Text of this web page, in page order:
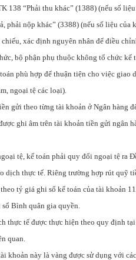
138 “Phải thu khác” (1388) (nếu số
phải nộp khác” (3388) (nếu số liệu của
xác định nguyên nhân để điều
bộ phận phụ thuộc không tổ chức kế
phù hợp để thuận tiện cho việc giao
ngoại tệ các loại).
gửi theo từng tài khoản ở Ngân hàng
ghi âm trên tài khoản tiền gửi ngân
tệ, kế toán phải quy đổi ngoại tệ ra
dịch thực tế. Riêng trường hợp rút quỹ
tỷ giá ghi sổ kế toán của tài khoản
Bình quân gia quyền.
thực tế được thực hiện theo quy định
quan.
khoản này là vàng được sử dụng với